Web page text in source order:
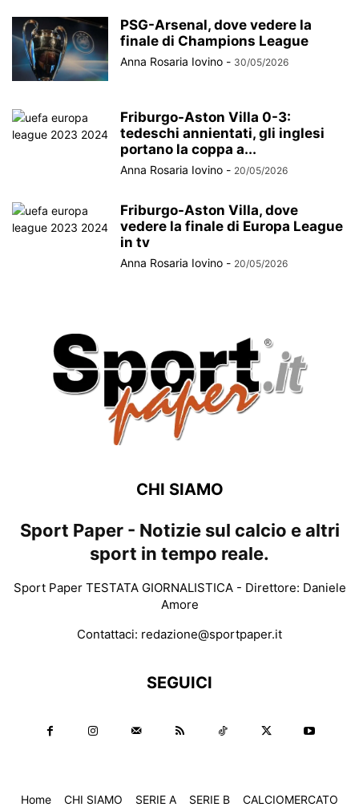
PSG-Arsenal, dove vedere la
finale di Champions League
Anna Rosaria Iovino - 30/05/2026
Friburgo-Aston Villa 0-3:
tedeschi annientati, gli inglesi
portano la coppa a...
Anna Rosaria Iovino - 20/05/2026
Friburgo-Aston Villa, dove
vedere la finale di Europa League
in tv
Anna Rosaria Iovino - 20/05/2026
CHI SIAMO
Sport Paper - Notizie sul calcio e altri
sport in tempo reale.
Sport Paper TESTATA GIORNALISTICA - Direttore: Daniele
Amore
Contattaci: redazione@sportpaper.it
SEGUICI
Home CHI SIAMO SERIE A SERIE B CALCIOMERCATO